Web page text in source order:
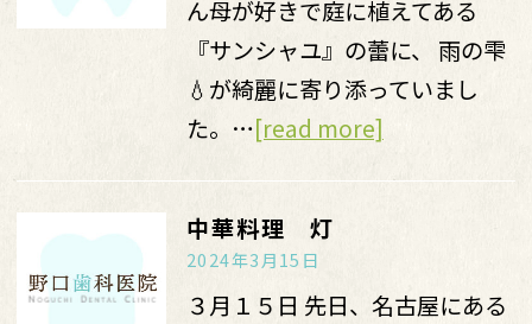
ん母が好きで庭に植えてある
『サンシャユ』の蕾に、 雨の雫
💧が綺麗に寄り添っていまし
た。…[read more]
中華料理 灯
2024年3月15日
３月１５日 先日、名古屋にある